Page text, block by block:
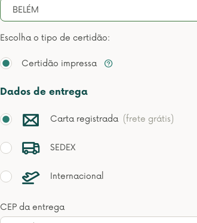
BELÉM
Escolha o tipo de certidão:
Certidão impressa
Dados de entrega
Carta registrada (frete grátis)
SEDEX
Internacional
CEP da entrega